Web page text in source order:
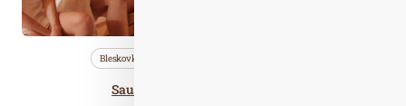
Bleskovky
Saunová noc ve Wellness Horal